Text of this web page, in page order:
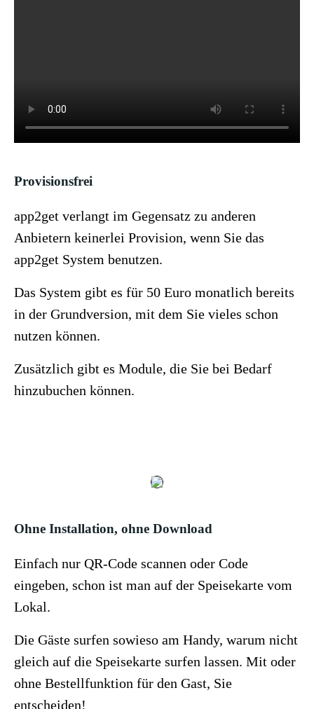
Provisionsfrei
app2get verlangt im Gegensatz zu anderen
Anbietern keinerlei Provision, wenn Sie das
app2get System benutzen.
Das System gibt es für 50 Euro monatlich bereits
in der Grundversion, mit dem Sie vieles schon
nutzen können.
Zusätzlich gibt es Module, die Sie bei Bedarf
hinzubuchen können.
Ohne Installation, ohne Download
Einfach nur QR-Code scannen oder Code
eingeben, schon ist man auf der Speisekarte vom
Lokal.
Die Gäste surfen sowieso am Handy, warum nicht
gleich auf die Speisekarte surfen lassen. Mit oder
ohne Bestellfunktion für den Gast, Sie
entscheiden!